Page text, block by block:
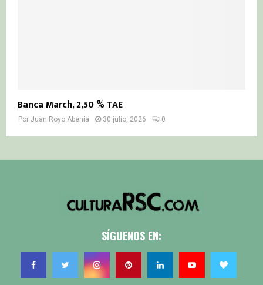
Banca March, 2,50 % TAE
Por Juan Royo Abenia 30 julio, 2026 0
SÍGUENOS EN: